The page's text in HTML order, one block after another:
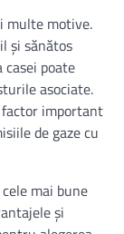
multe motive.
și sănătos
poate
asociate.
important
de gaze cu
mai bune
și